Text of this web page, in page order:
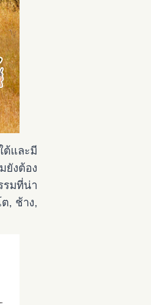
ต้และมี
ยังต้อง
รมที่น่า
, ช้าง,